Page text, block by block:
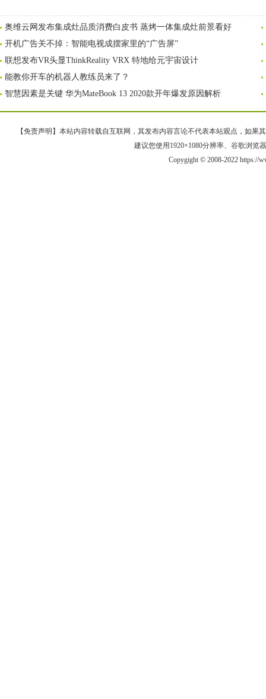
奥维云网发布集成灶品质消费白皮书 蒸烤一体集成灶前景看好
开机广告关不掉：智能电视成摆家里的“广告屏”
联想发布VR头显ThinkReality VRX 特地给元宇宙设计
能教你开车的机器人教练员来了？
智慧因素是关键 华为MateBook 13 2020款开年爆发原因解析
【免责声明】本站内容转载自互联网，其发布内容言论不代表本站观点，如果
建议您使用1920×1080分辨率、谷歌浏览
Copygight © 2008-2022 https://